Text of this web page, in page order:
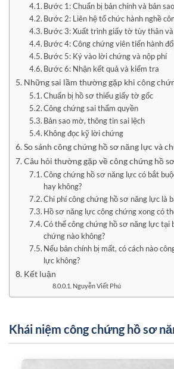
Bước 1: Chuẩn bị bản chính và bản sao
Bước 2: Liên hệ tổ chức hành nghề
Bước 3: Xuất trình giấy tờ tùy thân và
Bước 4: Công chứng viên tiến hành
Bước 5: Ký vào lời chứng và nộp phí
Bước 6: Nhận kết quả và kiểm tra
Những sai lầm thường gặp khi công
Chuẩn bị hồ sơ thiếu giấy tờ gốc
Công chứng sai thẩm quyền
Bản sao mờ, thông tin sai lệch
Không đọc kỹ lời chứng
So sánh công chứng hồ sơ năng lực và
Câu hỏi thường gặp về công chứng hồ
Công chứng hồ sơ năng lực có bắt
hay không?
Chi phí công chứng hồ sơ năng lực là
Hồ sơ năng lực công chứng xong có
Có thể công chứng hồ sơ năng lực tại
chứng nào không?
Nếu bản chính bị mất, có cách nào
lực không?
Kết luận
Nguyễn Viết Phú
Khái niệm công chứng hồ sơ